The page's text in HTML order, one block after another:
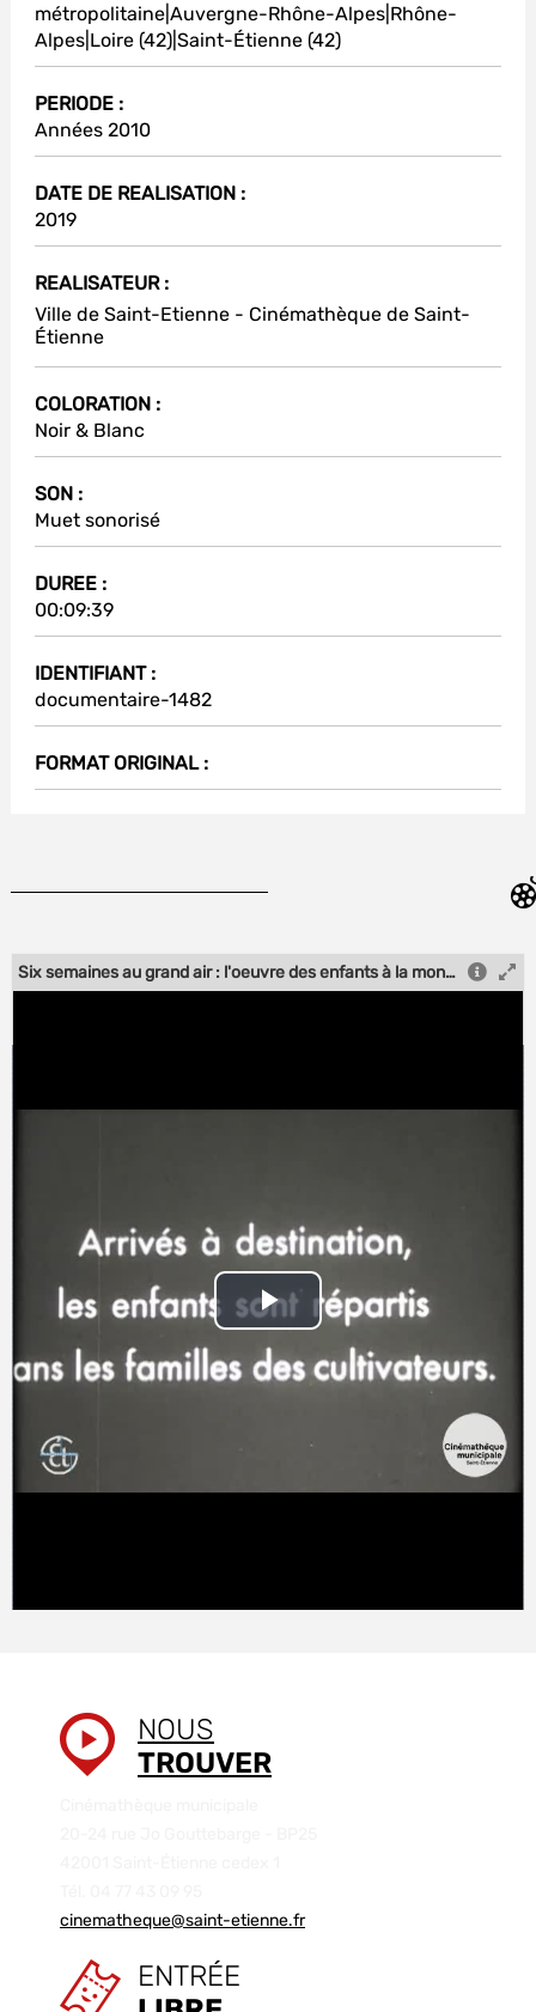
métropolitaine|Auvergne-Rhône-Alpes|Rhône-
Alpes|Loire (42)|Saint-Étienne (42)
PERIODE :
Années 2010
DATE DE REALISATION :
2019
REALISATEUR :
Ville de Saint-Etienne - Cinémathèque de Saint-
Étienne
COLORATION :
Noir & Blanc
SON :
Muet sonorisé
DUREE :
00:09:39
IDENTIFIANT :
documentaire-1482
FORMAT ORIGINAL :
Six semaines au grand air : l'oeuvre des enfants à la montagne de la région stéphanoise - Audiodescription
Play
Video
NOUS
TROUVER
cinematheque@saint-etienne.fr
ENTRÉE